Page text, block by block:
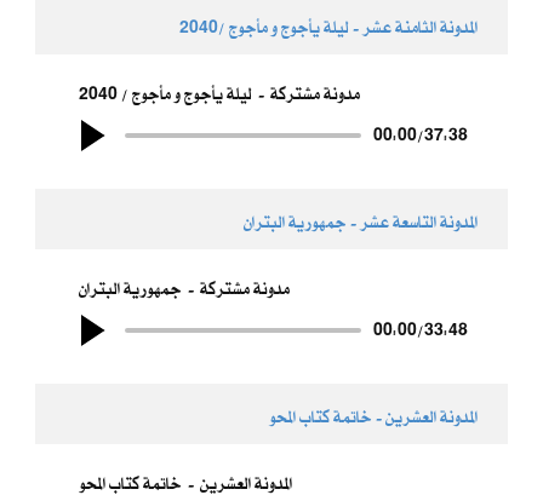
المدونة الثامنة عشر - ​ليلة يأجوج و مأجوج /2040
ليلة يأجوج و مأجوج / 2040 مدونة مشتركة
00:00/37:38
المدونة التاسعة عشر - ​جمهورية البتران
جمهورية البتران مدونة مشتركة
00:00/33:48
المدونة العشرين - خاتمة كتاب المحو
خاتمة كتاب المحو المدونة العشرين